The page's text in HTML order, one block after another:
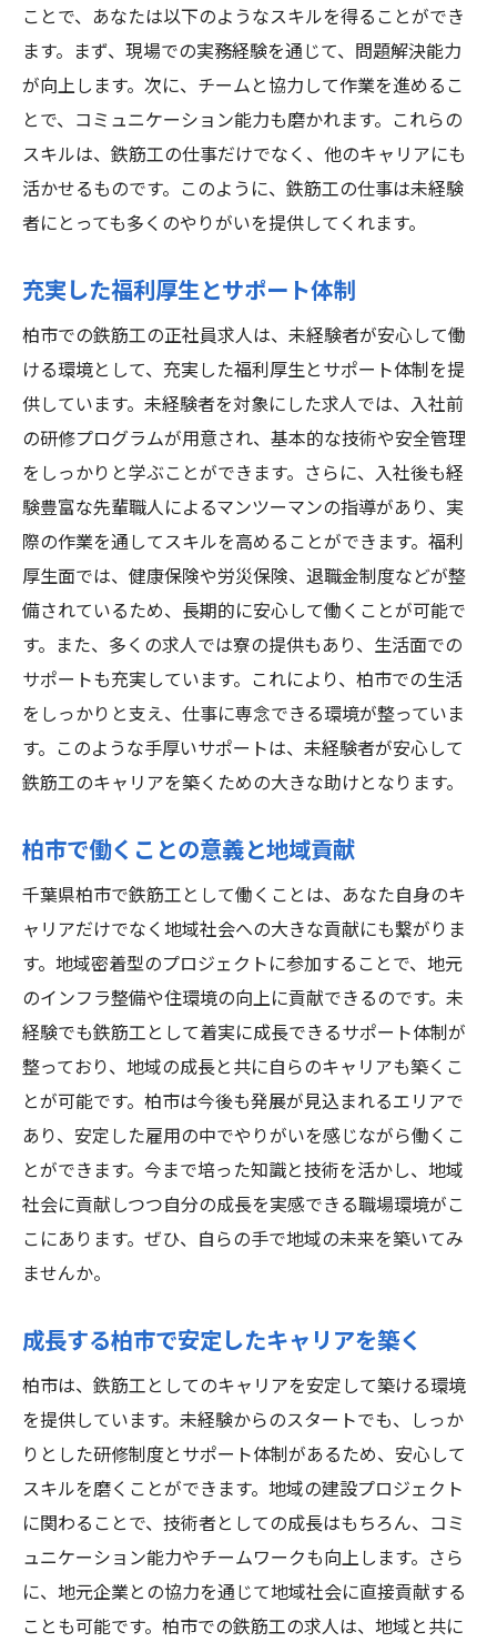
安心して働ける制度と環境を提供
鉄筋工としてのキャリアパスを描く
柏市であなたの可能性を広げよう
柏市で鉄筋工として地域発展に貢献未経験者も
歓迎
地域発展に寄与する鉄筋工の役割
柏市での鉄筋工の重要性を知る
未経験者歓迎の職場でのやりがい
地域とのつながりを感じる仕事
柏市で未来を切り拓く鉄筋工の魅力
未経験者必見柏市で鉄筋工正社員求人の手厚い
研修制度
鉄筋工としての基礎を学ぶ研修内容
未経験者を支える手厚いサポート体制
柏市での研修制度が魅力の理由
鉄筋工としてのスキルアップの秘訣
未経験者が安心して挑戦できる環境
研修制度を活用して未来を築く
鉄筋工のチャンスを柏市で掴む未経験者向け求
未経験者向け求人の特徴と魅力
柏市の求人情報を活用する方法
鉄筋工の仕事で得られる経験と価値
未経験からプロフェッショナルになる道
柏市での求人探しのコツと注意点
新しいキャリアをスタートするチャンス
ことで、あなたは以下のようなスキルを得ることができ
ます。まず、現場での実務経験を通じて、問題解決能力
が向上します。次に、チームと協力して作業を進めるこ
とで、コミュニケーション能力も磨かれます。これらの
スキルは、鉄筋工の仕事だけでなく、他のキャリアにも
活かせるものです。このように、鉄筋工の仕事は未経験
者にとっても多くのやりがいを提供してくれます。
充実した福利厚生とサポート体制
柏市での鉄筋工の正社員求人は、未経験者が安心して働
ける環境として、充実した福利厚生とサポート体制を提
供しています。未経験者を対象にした求人では、入社前
の研修プログラムが用意され、基本的な技術や安全管理
をしっかりと学ぶことができます。さらに、入社後も経
験豊富な先輩職人によるマンツーマンの指導があり、実
際の作業を通してスキルを高めることができます。福利
厚生面では、健康保険や労災保険、退職金制度などが整
備されているため、長期的に安心して働くことが可能で
す。また、多くの求人では寮の提供もあり、生活面での
サポートも充実しています。これにより、柏市での生活
をしっかりと支え、仕事に専念できる環境が整っていま
す。このような手厚いサポートは、未経験者が安心して
鉄筋工のキャリアを築くための大きな助けとなります。
柏市で働くことの意義と地域貢献
千葉県柏市で鉄筋工として働くことは、あなた自身のキ
ャリアだけでなく地域社会への大きな貢献にも繋がりま
す。地域密着型のプロジェクトに参加することで、地元
のインフラ整備や住環境の向上に貢献できるのです。未
経験でも鉄筋工として着実に成長できるサポート体制が
整っており、地域の成長と共に自らのキャリアも築くこ
とが可能です。柏市は今後も発展が見込まれるエリアで
あり、安定した雇用の中でやりがいを感じながら働くこ
とができます。今まで培った知識と技術を活かし、地域
社会に貢献しつつ自分の成長を実感できる職場環境がこ
こにあります。ぜひ、自らの手で地域の未来を築いてみ
ませんか。
成長する柏市で安定したキャリアを築く
柏市は、鉄筋工としてのキャリアを安定して築ける環境
を提供しています。未経験からのスタートでも、しっか
りとした研修制度とサポート体制があるため、安心して
スキルを磨くことができます。地域の建設プロジェクト
に関わることで、技術者としての成長はもちろん、コミ
ュニケーション能力やチームワークも向上します。さら
に、地元企業との協力を通じて地域社会に直接貢献する
ことも可能です。柏市での鉄筋工の求人は、地域と共に